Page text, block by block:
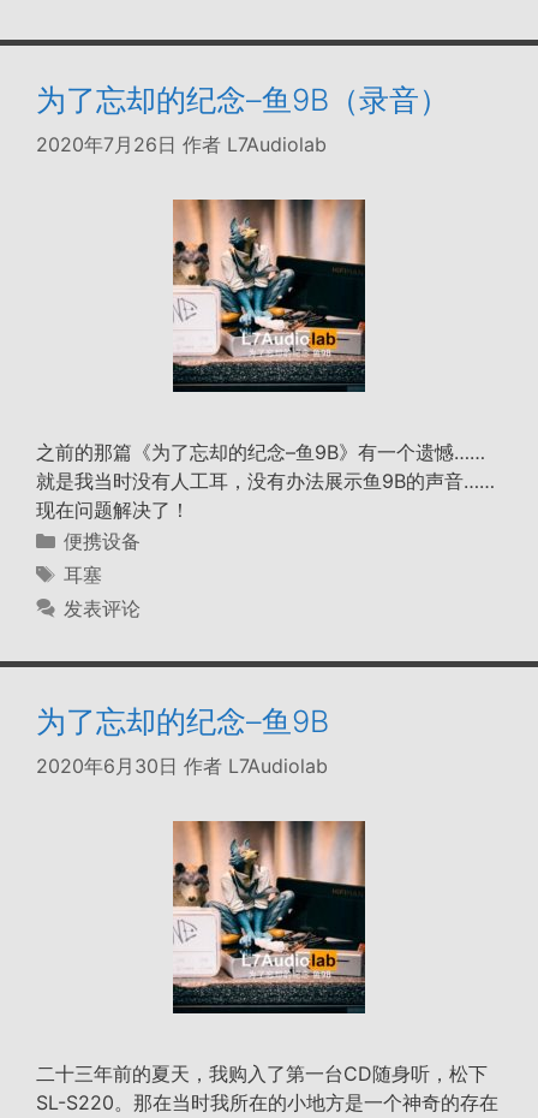
为了忘却的纪念–鱼9B（录音）
2020年7月26日 作者 L7Audiolab
之前的那篇《为了忘却的纪念–鱼9B》有一个遗憾……
就是我当时没有人工耳，没有办法展示鱼9B的声音……
现在问题解决了！
分
类
便携设备
标
签
耳塞
发表评论
为了忘却的纪念–鱼9B
2020年6月30日 作者 L7Audiolab
二十三年前的夏天，我购入了第一台CD随身听，松下
SL-S220。那在当时我所在的小地方是一个神奇的存在